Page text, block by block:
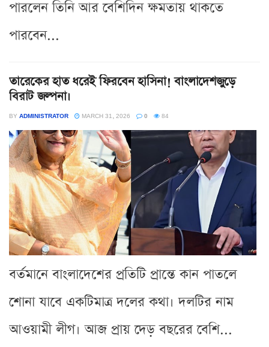
পারলেন তিনি আর বেশিদিন ক্ষমতায় থাকতে
পারবেন...
তারেকের হাত ধরেই ফিরবেন হাসিনা! বাংলাদেশজুড়ে
বিরাট জল্পনা।
BY ADMINISTRATOR MARCH 31, 2026 0 84
বর্তমানে বাংলাদেশের প্রতিটি প্রান্তে কান পাতলে
শোনা যাবে একটিমাত্র দলের কথা। দলটির নাম
আওয়ামী লীগ। আজ প্রায় দেড় বছরের বেশি...